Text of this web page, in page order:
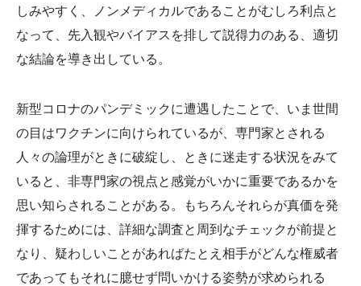
しみやすく、ノンメディカルであることがむしろ利点と
なって、先入観やバイアスを排して説得力のある、適切
な結論を導き出している。
新型コロナのパンデミックに遭遇したことで、いま世間
の目はワクチンに向けられているが、専門家とされる
人々の論理がときに破綻し、ときに迷走する状況をみて
いると、非専門家の視点と感覚がいかに重要であるかを
思い知らされることがある。もちろんそれらが真価を発
揮するためには、詳細な調査と周到なチェックが前提と
なり、疑わしいことがあればたとえ相手がどんな権威者
であってもそれに臆せず問いかける姿勢が求められる